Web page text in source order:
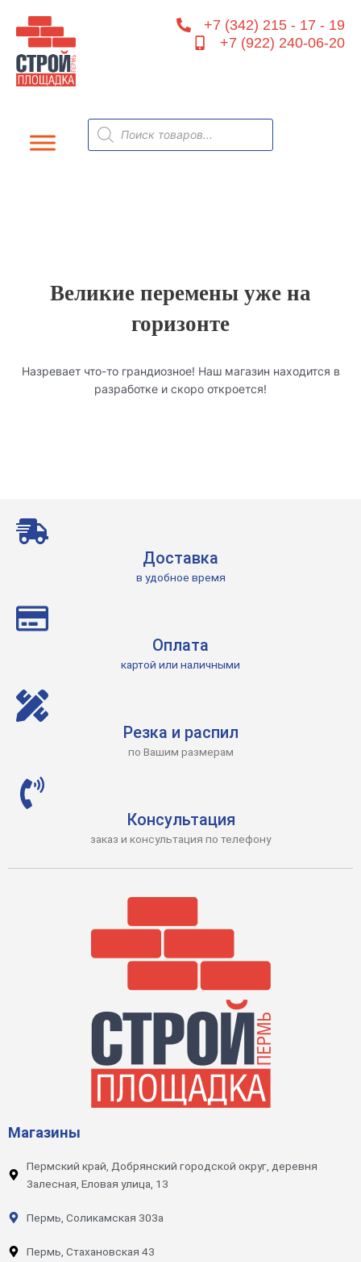
содержимому
+7 (342) 215 - 17 - 19
+7 (922) 240-06-20
Поиск
товаров
Великие перемены уже на
горизонте
Назревает что-то грандиозное! Наш магазин находится в
разработке и скоро откроется!
Доставка
в удобное время
Оплата
картой или наличными
Резка и распил
по Вашим размерам
Консультация
заказ и консультация по телефону
Магазины
Пермский край, Добрянский городской округ, деревня
Залесная, Еловая улица, 13
Пермь, Соликамская 303а
Пермь, Стахановская 43